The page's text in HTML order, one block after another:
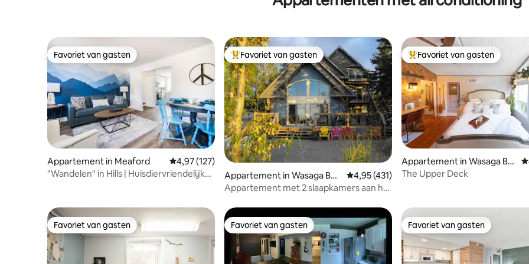
Favoriet van gasten
Favoriet van gasten
Appartement in Meaford Gemiddelde beoordeling van 4,97 op 5, 127 recensies
4,97 (127)
"Wandelen" in Hills | Huisdiervriendelijke
Topfavoriet van gasten
Favoriet van gasten
Appartement in Wasaga Bea
ch
Gemiddelde beoordeling van 4,95 op 5, 431
4,95 (431)
Appartement met 2 slaapkamers aan het
Topfavoriet van gasten
Favoriet van gasten
Appartement in Wasaga Be
ach
The Upper Deck
Favoriet van gasten
Favoriet van gasten Favoriet van gasten
Favoriet van gasten Favoriet van gasten
Favoriet van gasten